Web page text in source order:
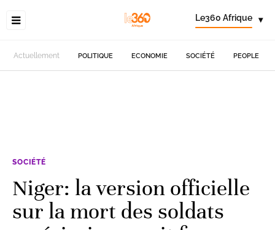
Le360 Afrique ▾
Actuellement POLITIQUE ECONOMIE SOCIÉTÉ PEOPLE
SOCIÉTÉ
Niger: la version officielle
sur la mort des soldats